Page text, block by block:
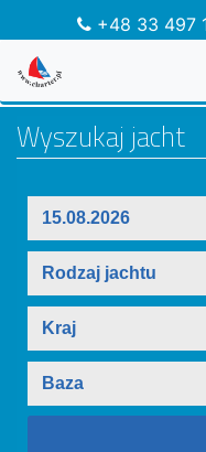
+48 33 497